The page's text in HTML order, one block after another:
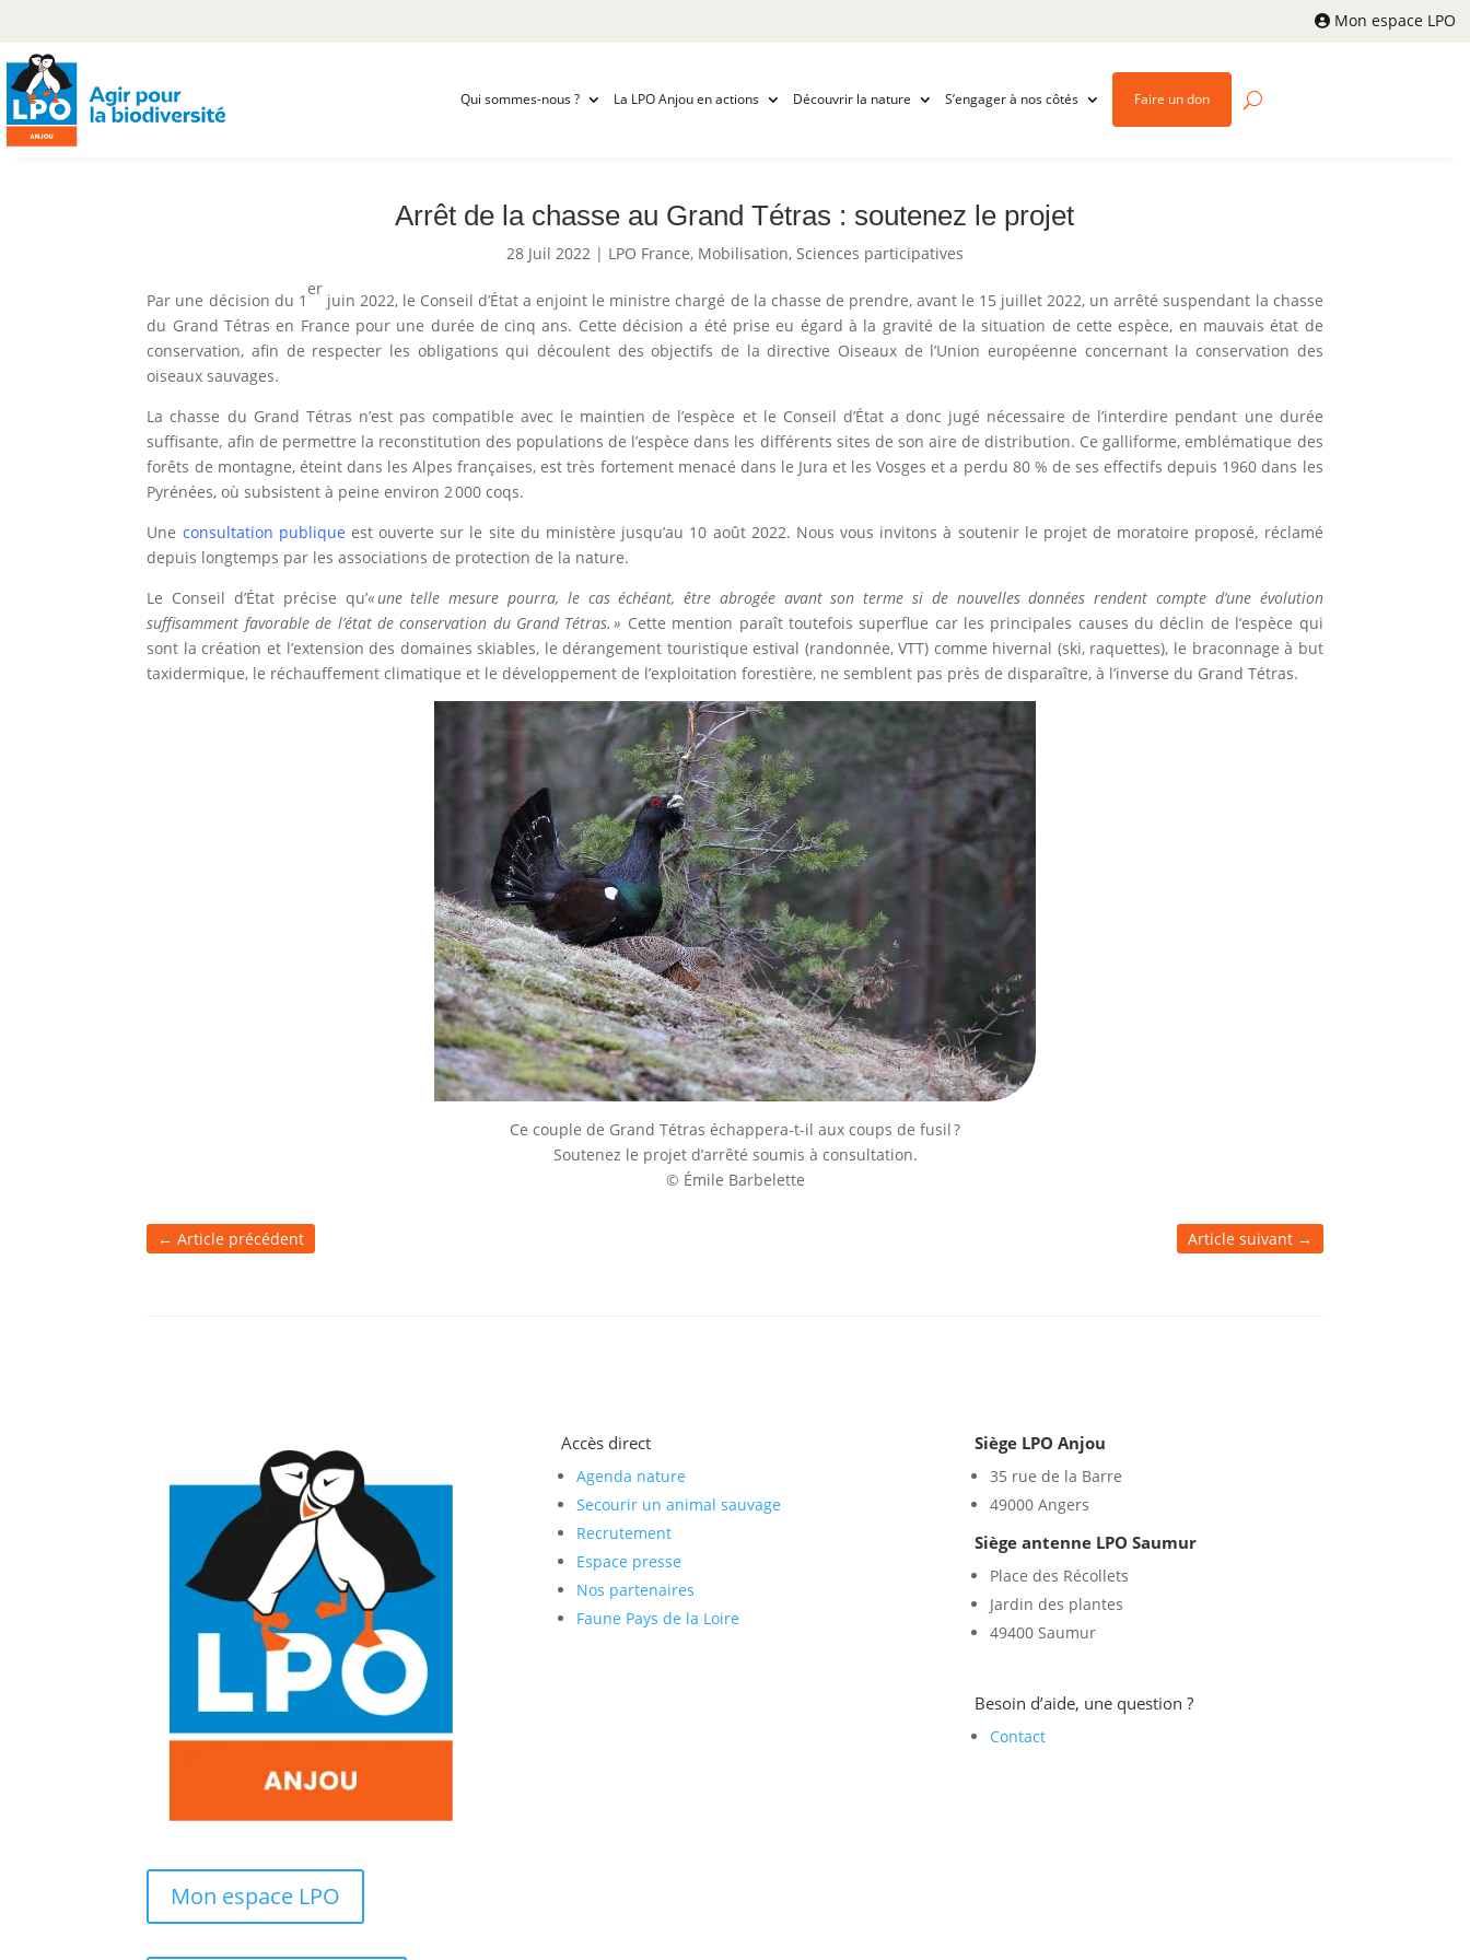
Mon espace LPO
Qui sommes-nous ? La LPO Anjou en actions Découvrir la nature S’engager à nos côtés Faire un don
Arrêt de la chasse au Grand Tétras : soutenez le projet
28 Juil 2022 | LPO France, Mobilisation, Sciences participatives
Par une décision du 1
er
juin 2022, le Conseil d’État a enjoint le ministre chargé de la chasse de prendre, avant le 15 juillet 2022, un arrêté suspendant la chasse
du Grand Tétras en France pour une durée de cinq ans. Cette décision a été prise eu égard à la gravité de la situation de cette espèce, en mauvais état de
conservation, afin de respecter les obligations qui découlent des objectifs de la directive Oiseaux de l’Union européenne concernant la conservation des
oiseaux sauvages.
La chasse du Grand Tétras n’est pas compatible avec le maintien de l’espèce et le Conseil d’État a donc jugé nécessaire de l’interdire pendant une durée
suffisante, afin de permettre la reconstitution des populations de l’espèce dans les différents sites de son aire de distribution. Ce galliforme, emblématique des
forêts de montagne, éteint dans les Alpes françaises, est très fortement menacé dans le Jura et les Vosges et a perdu 80 % de ses effectifs depuis 1960 dans les
Pyrénées, où subsistent à peine environ 2 000 coqs.
Une consultation publique est ouverte sur le site du ministère jusqu’au 10 août 2022. Nous vous invitons à soutenir le projet de moratoire proposé, réclamé
depuis longtemps par les associations de protection de la nature.
Le Conseil d’État précise qu’« une telle mesure pourra, le cas échéant, être abrogée avant son terme si de nouvelles données rendent compte d’une évolution
suffisamment favorable de l’état de conservation du Grand Tétras. » Cette mention paraît toutefois superflue car les principales causes du déclin de l’espèce qui
sont la création et l’extension des domaines skiables, le dérangement touristique estival (randonnée, VTT) comme hivernal (ski, raquettes), le braconnage à but
taxidermique, le réchauffement climatique et le développement de l’exploitation forestière, ne semblent pas près de disparaître, à l’inverse du Grand Tétras.
Ce couple de Grand Tétras échappera-t-il aux coups de fusil ?
Soutenez le projet d’arrêté soumis à consultation.
© Émile Barbelette
←Article précédent Article suivant→
Mon espace LPO
Accès direct
Agenda nature
Secourir un animal sauvage
Recrutement
Espace presse
Nos partenaires
Faune Pays de la Loire
Siège LPO Anjou
35 rue de la Barre
49000 Angers
Siège antenne LPO Saumur
Place des Récollets
Jardin des plantes
49400 Saumur
Besoin d’aide, une question ?
Contact